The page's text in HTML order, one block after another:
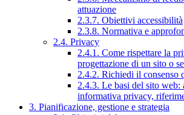
attuazione
2.3.7. Obiettivi accessibilità
2.3.8. Normativa e
2.4. Privacy
2.4.1. Come rispettare la
progettazione di un sito o
2.4.2. Richiedi il consenso
2.4.3. Le basi del sito web:
informativa privacy,
3. Pianificazione, gestione e strategia